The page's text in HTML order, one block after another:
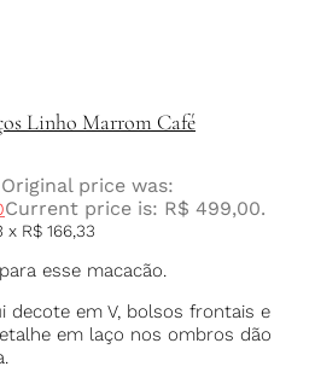
Linho Marrom Café
Original price was:
Current price is: R$ 499,00.
x R$ 166,33
esse macacão.
decote em V, bolsos frontais e
em laço nos ombros dão